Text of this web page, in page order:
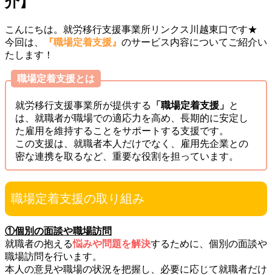
こんにちは。就労移行支援事業所リンクス川越東口です★
今回は、
『職場定着支援』 のサービス内容についてご紹介い
たします！
職場定着支援とは
就労移行支援事業所が提供する 「職場定着支援」 と
は、就職者が職場での適応力を高め、長期的に安定し
た雇用を維持することをサポートする支援です。
この支援は、就職者本人だけでなく、雇用先企業との
密な連携を取るなど、重要な役割を担っています。
職場定着支援の取り組み
①個別の面談や職場訪問
就職者の抱える悩みや問題を解決するために、個別の面談や
職場訪問を行います。
本人の意見や職場の状況を把握し、必要に応じて就職者だけ